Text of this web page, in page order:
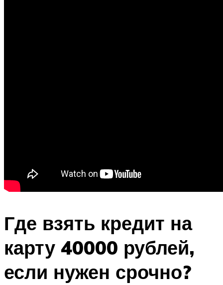
Где взять кредит на
карту 40000 рублей,
если нужен срочно?